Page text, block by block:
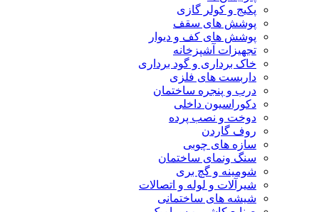
پکیج و کولر گازی
پوشش های سقف
پوشش های کف و دیوار
تجهیزات آشپزخانه
خاک برداری و گود برداری
داربست های فلزی
درب و پنجره ساختمان
دکوراسیون داخلی
دوخت و نصب پرده
روف گاردن
سازه های چوبی
سنگ ونمای ساختمان
شومینه و گچ بری
شیرآلات و لوله و اتصالات
شیشه های ساختمانی